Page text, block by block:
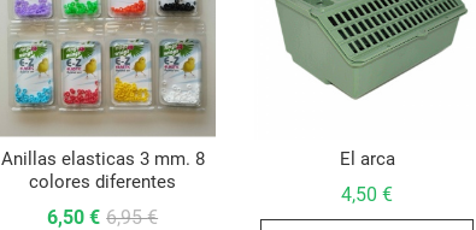
Anillas elasticas 3 mm. 8
colores diferentes
6,95€El
6,50€
El
El arca
4,50€